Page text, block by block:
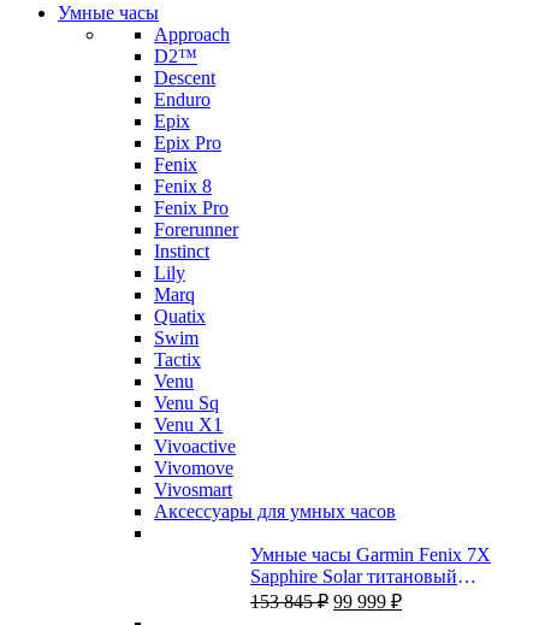
Умные часы
Approach
D2™
Descent
Enduro
Epix
Epix Pro
Fenix
Fenix 8
Fenix Pro
Forerunner
Instinct
Lily
Marq
Quatix
Swim
Tactix
Venu
Venu Sq
Venu X1
Vivoactive
Vivomove
Vivosmart
Аксессуары для умных часов
Умные часы Garmin Fenix 7X
Sapphire Solar титановый
угольно-серый DLC с угольно-
153 845₽ Первоначальная
99 999 ₽Текущая